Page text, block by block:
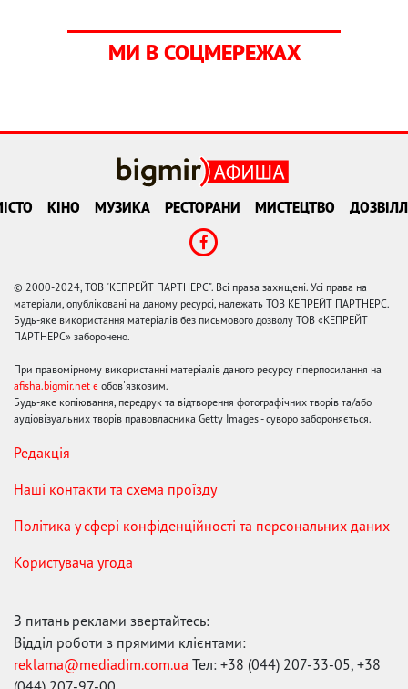
МИ В СОЦМЕРЕЖАХ
КІНО МУЗИКА РЕСТОРАНИ МИСТЕЦТВО
© 2000-2024, ТОВ "КЕПРЕЙТ ПАРТНЕРС". Всі права захищені. Усі права на
матеріали, опубліковані на даному ресурсі, належать ТОВ КЕПРЕЙТ ПАРТНЕРС.
Будь-яке використання матеріалів без письмового дозволу ТОВ «КЕПРЕЙТ
ПАРТНЕРС» заборонено.
При правомірному використанні матеріалів даного ресурсу гіперпосилання на
afisha.bigmir.net є обов'язковим.
Будь-яке копіювання, передрук та відтворення фотографічних творів та/або
аудіовізуальних творів правовласника Getty Images - суворо забороняється.
Редакція
Наші контакти та схема проїзду
Політика у сфері конфіденційності та персональних даних
Користувача угода
З питань реклами звертайтесь:
Відділ роботи з прямими клієнтами:
reklama@mediadim.com.ua Тел: +38 (044) 207-33-05, +38